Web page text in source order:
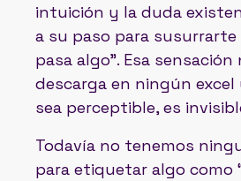
intuición y la duda
a su paso para susurrarte
pasa algo". Esa sensación
descarga en ningún
sea perceptible, es
Todavía no tenemos
para etiquetar algo como